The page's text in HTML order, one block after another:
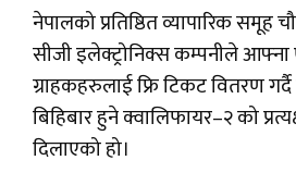
नेपालको प्रतिष्ठित व्यापारिक समूह
सीजी इलेक्ट्रोनिक्स कम्पनीले
ग्राहकहरुलाई फ्रि टिकट वितरण
बिहिबार हुने क्वालिफायर–२ को
दिलाएको हो।